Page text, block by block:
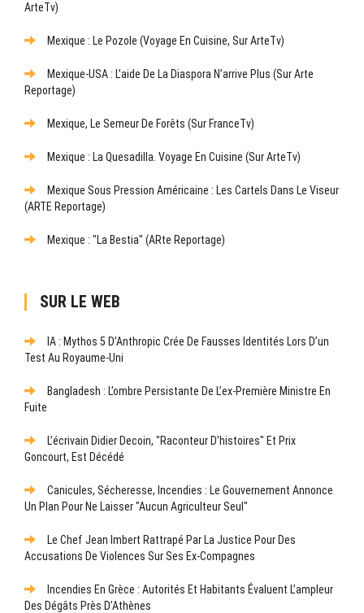
ArteTv)
Mexique : Le Pozole (Voyage En Cuisine, Sur ArteTv)
Mexique-USA : L’aide De La Diaspora N’arrive Plus (sur Arte
Reportage)
Mexique, Le Semeur De Forêts (sur FranceTv)
Mexique : La Quesadilla. Voyage En Cuisine (sur ArteTv)
Mexique Sous Pression Américaine : Les Cartels Dans Le Viseur
(ARTE Reportage)
Mexique : "La Bestia" (ARte Reportage)
SUR LE WEB
IA : Mythos 5 D’Anthropic Crée De Fausses Identités Lors D’un
Test Au Royaume-Uni
Bangladesh : L’ombre Persistante De L’ex-Première Ministre En
Fuite
L’écrivain Didier Decoin, "raconteur D’histoires" Et Prix
Goncourt, Est Décédé
Canicules, Sécheresse, Incendies : Le Gouvernement Annonce
Un Plan Pour Ne Laisser "aucun Agriculteur Seul"
Le Chef Jean Imbert Rattrapé Par La Justice Pour Des
Accusations De Violences Sur Ses Ex-Compagnes
Incendies En Grèce : Autorités Et Habitants Évaluent L’ampleur
Des Dégâts Près D’Athènes